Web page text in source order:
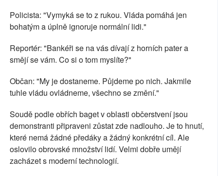
Policista: "Vymyká se to z rukou. Vláda pomáhá jen
bohatým a úplně ignoruje normální lidi."
Reportér: "Bankéři se na vás dívají z horních pater a
smějí se vám. Co si o tom myslíte?"
Občan: "My je dostaneme. Půjdeme po nich. Jakmile
tuhle vládu ovládneme, všechno se změní."
Soudě podle obřích baget v oblasti občerstvení jsou
demonstranti připraveni zůstat zde nadlouho. Je to hnutí,
které nemá žádné předáky a žádný konkrétní cíl. Ale
oslovilo obrovské množství lidí. Velmi dobře umějí
zacházet s moderní technologií.